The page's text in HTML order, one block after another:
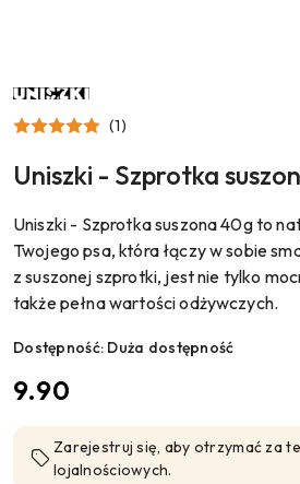
NAZWA
PRODUCENTA:
UNISZKI
(1)
Uniszki - Szprotka
Uniszki - Szprotka suszona 40g to
Twojego psa, która łączy w sobie
z suszonej szprotki, jest nie tylko
także pełna wartości odżywczych.
Dostępność: Duża dostępność
cena:
9.90
Zarejestruj się, aby otrzymać za
lojalnościowych.